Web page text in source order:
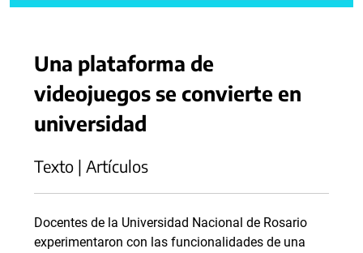
Una plataforma de
videojuegos se convierte en
universidad
Texto | Artículos
Docentes de la Universidad Nacional de Rosario
experimentaron con las funcionalidades de una